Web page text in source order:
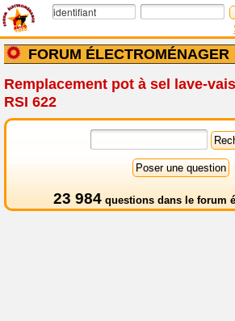
FORUM ÉLECTROMÉNAGER
Remplacement pot à sel lave-
RSI 622
23 984 questions dans le forum